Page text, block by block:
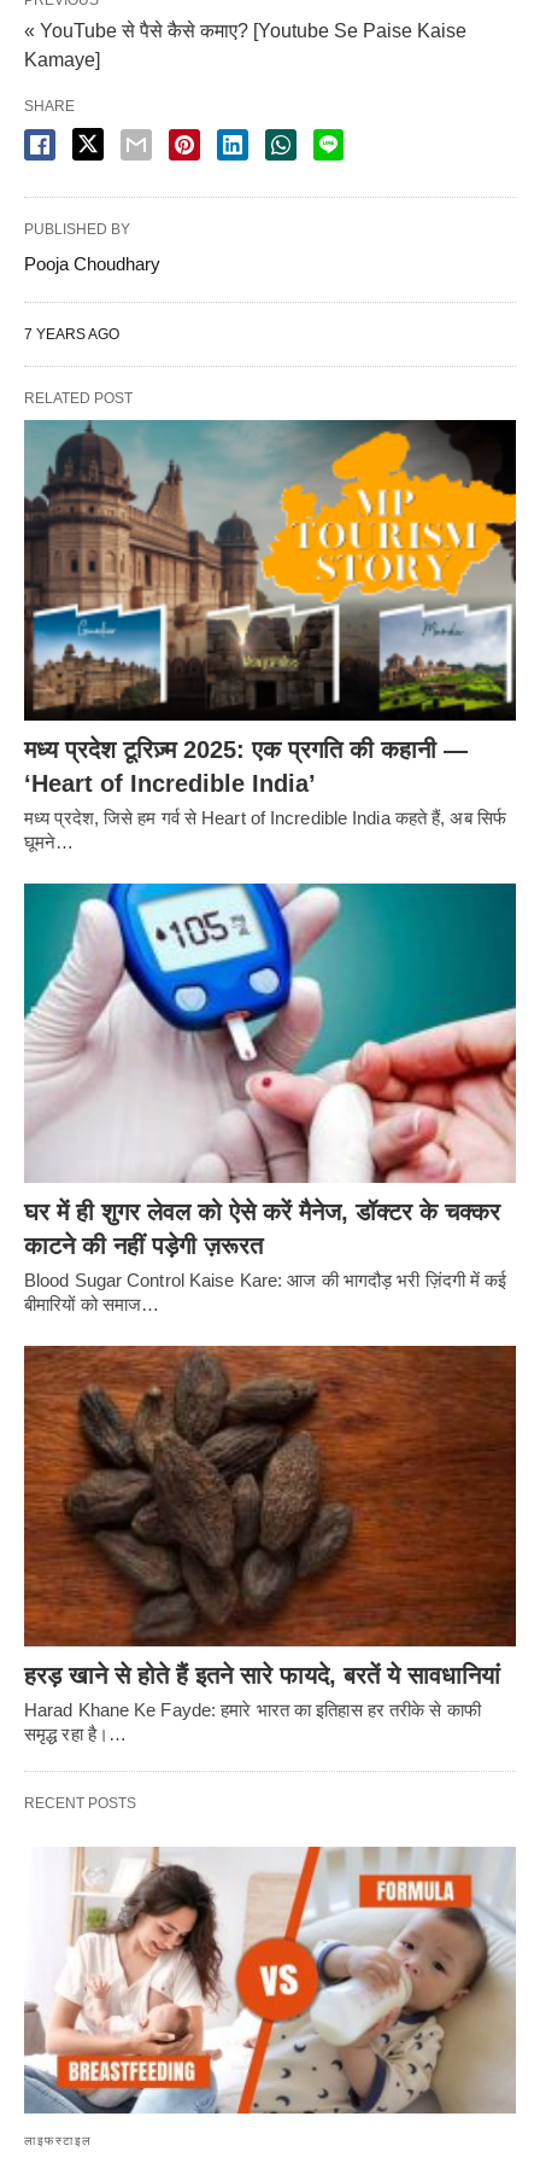
« YouTube से पैसे कैसे कमाए? [Youtube Se Paise Kaise
Kamaye]
SHARE
PUBLISHED BY
Pooja Choudhary
7 YEARS AGO
RELATED POST
मध्य प्रदेश टूरिज़्म 2025: एक प्रगति की कहानी —
‘Heart of Incredible India’
मध्य प्रदेश, जिसे हम गर्व से Heart of Incredible India कहते हैं, अब सिर्फ
घूमने…
घर में ही शुगर लेवल को ऐसे करें मैनेज, डॉक्टर के चक्कर
काटने की नहीं पड़ेगी ज़रूरत
Blood Sugar Control Kaise Kare: आज की भागदौड़ भरी ज़िंदगी में कई
बीमारियों को समाज…
हरड़ खाने से होते हैं इतने सारे फायदे, बरतें ये सावधानियां
Harad Khane Ke Fayde: हमारे भारत का इतिहास हर तरीके से काफी
समृद्ध रहा है।…
RECENT POSTS
लाइफस्टाइल